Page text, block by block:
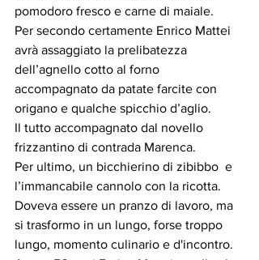
pomodoro fresco e carne di maiale.
Per secondo certamente Enrico Mattei
avrà assaggiato la prelibatezza
dell’agnello cotto al forno
accompagnato da patate farcite con
origano e qualche spicchio d’aglio.
Il tutto accompagnato dal novello
frizzantino di contrada Marenca.
Per ultimo, un bicchierino di zibibbo  e
l’immancabile cannolo con la ricotta.
Doveva essere un pranzo di lavoro, ma
si trasformo in un lungo, forse troppo
lungo, momento culinario e d'incontro.